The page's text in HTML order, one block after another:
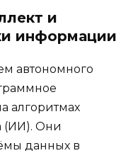
и
информации
автономного
алгоритмах
(ИИ). Они
данных в